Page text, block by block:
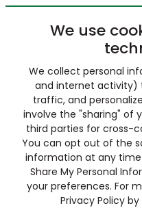
We use
We collect personal
and internet activity)
traffic, and
involve the "sharing" of
third parties for cross-
You can opt out of the
information at any time
Share My Personal
your preferences. For
Privacy Policy